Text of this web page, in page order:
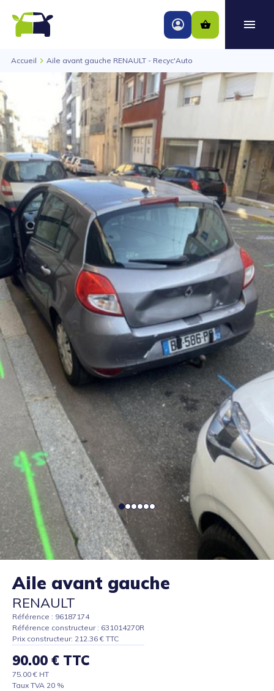
Accueil Aile avant gauche RENAULT - Recyc'Auto
Aile avant gauche
RENAULT
Référence : 96187174
Référence constructeur : 631014270R
Prix constructeur: 212.36 € TTC
90.00 € TTC
75.00 € HT
Taux TVA 20 %